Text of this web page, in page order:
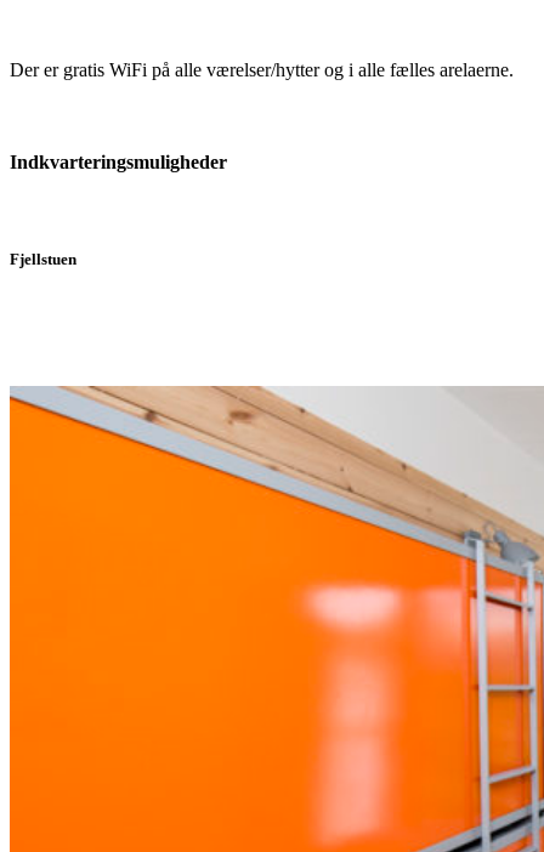
Der er gratis WiFi på alle værelser/hytter og i alle fælles arelaerne.
Indkvarteringsmuligheder
Fjellstuen